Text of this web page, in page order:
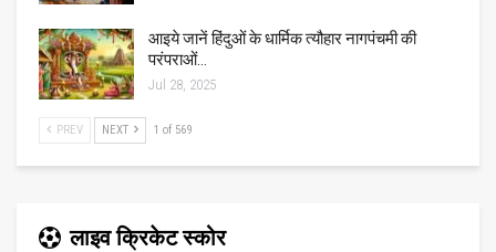
आइये जानें हिंदुओं के धार्मिक त्यौहार नागपंचमी की
परंपराओं…
Jul 28, 2025
PREV NEXT 1 of 569
लाइव क्रिकेट स्कोर